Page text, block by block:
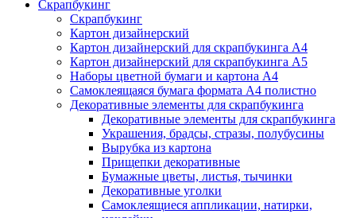
Скрапбукинг
Скрапбукинг
Картон дизайнерский
Картон дизайнерский для скрапбукинга А4
Картон дизайнерский для скрапбукинга А5
Наборы цветной бумаги и картона А4
Самоклеящаяся бумага формата А4 полистно
Декоративные элементы для скрапбукинга
Декоративные элементы для скрапбукинга
Украшения, брадсы, стразы, полубусины
Вырубка из картона
Прищепки декоративные
Бумажные цветы, листья, тычинки
Декоративные уголки
Самоклеящиеся аппликации, натирки,